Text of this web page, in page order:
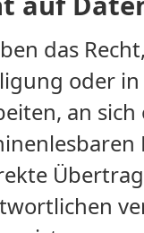
das
oder
an